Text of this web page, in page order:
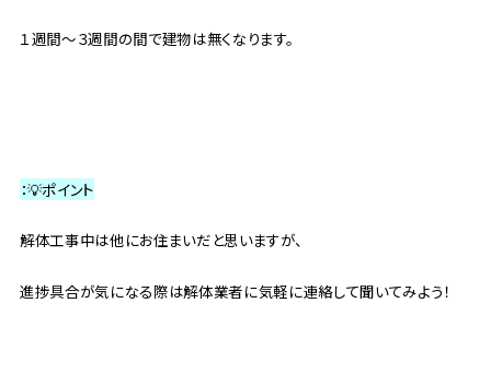
１週間～３週間の間で建物は無くなります。
：💡ポイント
解体工事中は他にお住まいだと思いますが、
進捗具合が気になる際は解体業者に気軽に連絡して聞いてみよう！